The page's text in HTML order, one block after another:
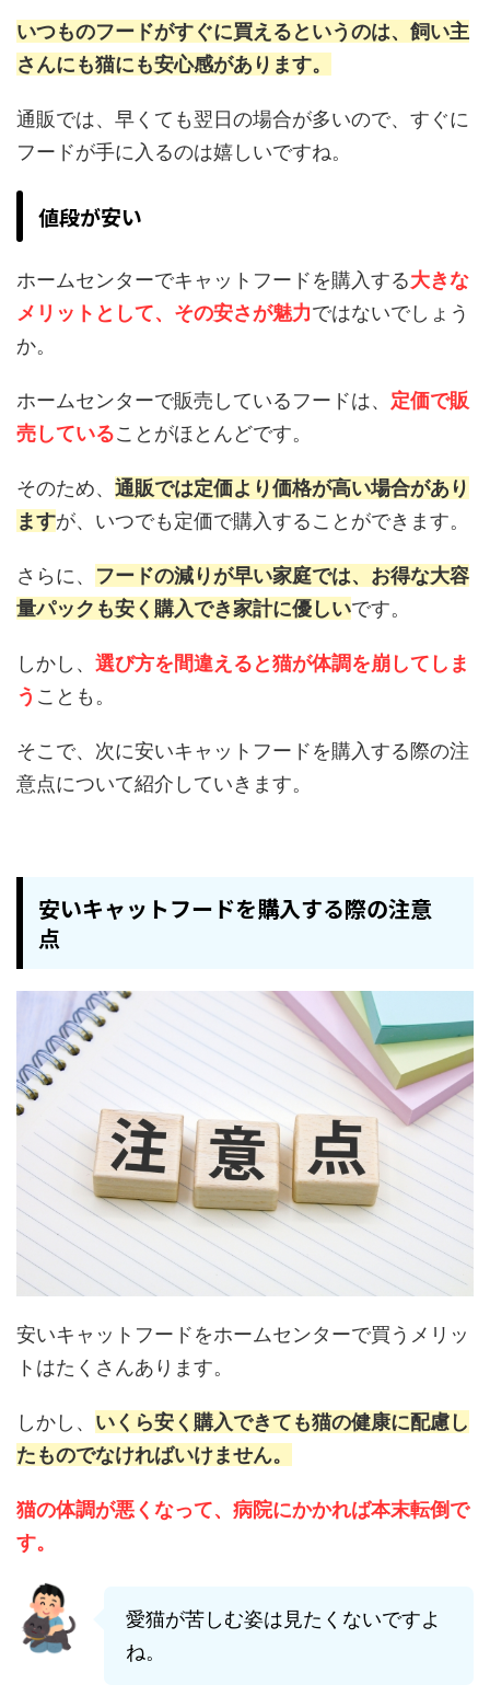
いつものフードがすぐに買えるというのは、飼い主
さんにも猫にも安心感があります。
通販では、早くても翌日の場合が多いので、すぐに
フードが手に入るのは嬉しいですね。
値段が安い
ホームセンターでキャットフードを購入する大きな
メリットとして、その安さが魅力ではないでしょう
か。
ホームセンターで販売しているフードは、 定価で販
売していることがほとんどです。
そのため、 通販では定価より価格が高い場合があり
ますが、いつでも定価で購入することができます。
さらに、 フードの減りが早い家庭では、お得な大容
量パックも安く購入でき家計に優しいです。
しかし、 選び方を間違えると猫が体調を崩してしま
う ことも。
そこで、次に安いキャットフードを購入する際の注
意点について紹介していきます。
安いキャットフードを購入する際の注意
点
安いキャットフードをホームセンターで買うメリッ
トはたくさんあります。
しかし、 いくら安く購入できても猫の健康に配慮し
たものでなければいけません。
猫の体調が悪くなって、病院にかかれば本末転倒で
す。
愛猫が苦しむ姿は見たくないですよ
ね。